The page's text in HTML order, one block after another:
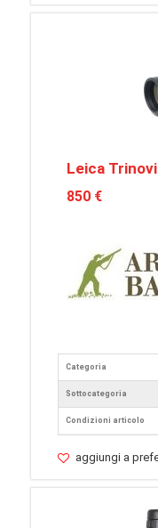
Leica
850 €
Categoria
Sottocategoria
Condizioni articolo
aggiungi a